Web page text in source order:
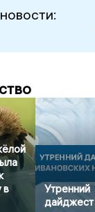
в
Утренний
дайджест